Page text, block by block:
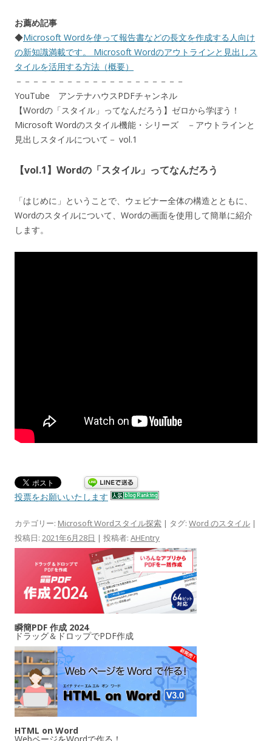
お薦め記事
◆Microsoft Wordを使って報告書などの長文を作成する人向け
の新知識満載です。 Microsoft Wordのアウトラインと見出しス
タイルを活用する方法（概要）
－－－－－－－－－－－－－－－－－－－－
YouTube アンテナハウスPDFチャンネル
【Wordの「スタイル」ってなんだろう】ゼロから学ぼう！
Microsoft Wordのスタイル機能・シリーズ －アウトラインと
見出しスタイルについて－ vol.1
【vol.1】Wordの「スタイル」ってなんだろう
「はじめに」ということで、ウェビナー全体の構造とともに、
Wordのスタイルについて、Wordの画面を使用して簡単に紹介
します。
投票をお願いいたします
カテゴリー: Microsoft Wordスタイル探索 | タグ: Word のスタイル |
投稿日: 2021年6月28日 | 投稿者: AHEntry
瞬簡PDF 作成 2024
ドラッグ＆ドロップでPDF作成
HTML on Word